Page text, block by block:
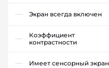
Экран всегда включен
Коэффициент
контрастности
Имеет сенсорный экран